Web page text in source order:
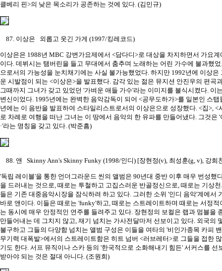
클베리 핀>의 낮은 목소리가 공존하는 것에 있다. (김민규)
87. 이상은 외롭고 웃긴 가게 (1997/킹레코드)
이상은은 1988년 MBC 강변가요제에서 <담다디>로 대상을 차지하면서 가요
이다. 데뷔시는 탬버린을 들고 무대에서 춤추며 노래하는 어린 가수에 불과했
으로서의 가능성을 눈치채기에는 사실 불가능했었다. 하지만 1992년에 이상은
운 시발점이 되는 <이상은>을 발표했다. 감각 있는 젊은 뮤지션 안진우의 편곡
그때까지 그녀가 갖고 있었던 '가벼운 애들 가수'라는 이미지를 불식시켰다. 이
변신이었다. 1995년에는 완벽한 음악감독이 되어 <공무도하가>를 일본인 스
년에는 이 음반을 발표하여 스타일리스트로서의 이상은으로 성장했다. <집>, <
로 차례로 여행을 떠난 그녀는 이 땅에서 음악의 한 유파를 만들어냈다. 그것은 '
·'라는 명칭을 갖고 있다. (박준흠)
88. 앤 Skinny Ann's Skinny Funky (1998/인디) [장현정(v), 최성훈(g, v), 강희
'독립 레이블'을 통한 언더그라운드 씬의 앨범은 90년대 중반 이후 매우 번성했
을 드러내는 것으로, 때로는 투철하고 고집스러운 반골정신으로, 때로는 기상
들은 기존 대중음악시장을 잠식하려 하고 있다. 그러한 소위 '인디 음악'계에서
바로 앤이다. 이들은 때로는 'funky'하고, 때로는 스트레이트하며 때로는 서정
는 동시에 매우 안정적인 연주를 들려주고 있다. 장현정의 보컬은 랩과 멈블을
만들어내는 데 그치지 않고, 재기 넘치는 가사전달마저 선보이고 있다. 외국의
불구하고 그들의 다양함 넘치는 앨범 구성은 이들을 여타의 '비인가종목 카피
무기력 대폭발>에서의 스트레이트함은 히트 넘버 <러브레터>로 그들을 접한
기도 한다. 서프 뮤직이나 스카 등의 '한국적으로 소화해내기 힘든' 서커스를 선
받아야 되는 것은 절대 아니다. (조원희)